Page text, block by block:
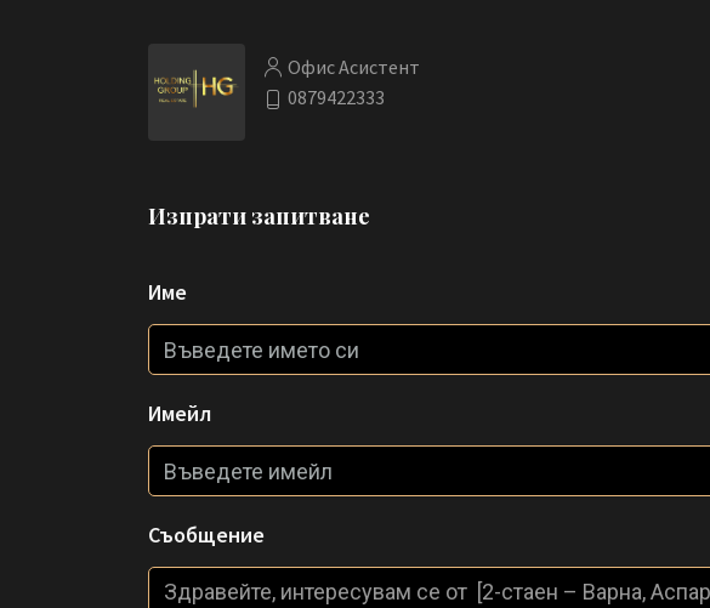
Офис Асистент
0879422333
Изпрати запитване
Име
Имейл
Съобщение